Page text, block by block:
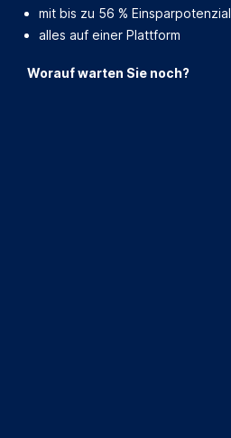
mit bis zu 56 % Einsparpotenzial
alles auf einer Plattform
Worauf warten Sie noch?